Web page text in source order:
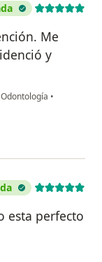
Me
y
•
esta perfecto